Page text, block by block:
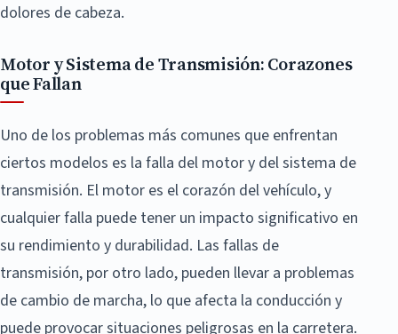
dolores de cabeza.
Motor y Sistema de Transmisión: Corazones
que Fallan
Uno de los problemas más comunes que enfrentan
ciertos modelos es la falla del motor y del sistema de
transmisión. El motor es el corazón del vehículo, y
cualquier falla puede tener un impacto significativo en
su rendimiento y durabilidad. Las fallas de
transmisión, por otro lado, pueden llevar a problemas
de cambio de marcha, lo que afecta la conducción y
puede provocar situaciones peligrosas en la carretera.